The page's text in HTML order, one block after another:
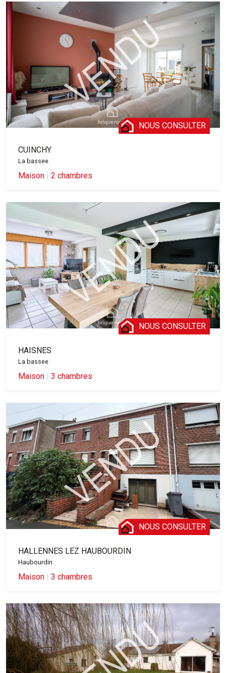
NOUS CONSULTER
CUINCHY
La bassee
Maison | 2 chambres
NOUS CONSULTER
HAISNES
La bassee
Maison | 3 chambres
NOUS CONSULTER
HALLENNES LEZ HAUBOURDIN
Haubourdin
Maison | 3 chambres